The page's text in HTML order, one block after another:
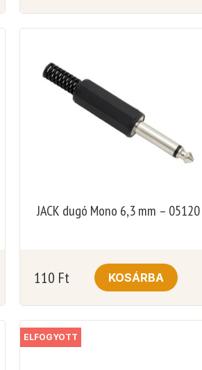
JACK dugó Mono 6,3 mm – 05120
110 Ft KOSÁRBA
ELFOGYOTT